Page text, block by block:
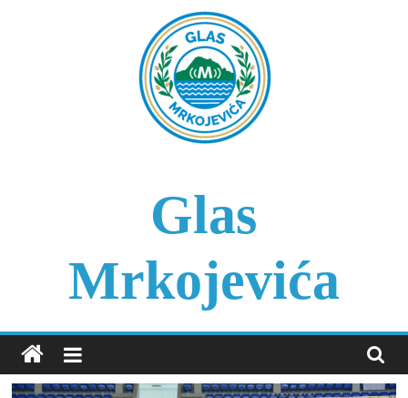
Glas
Mrkojevića